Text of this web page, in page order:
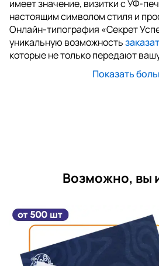
имеет значение, визитки с УФ-
настоящим символом стиля и
Онлайн-типография «Секрет
уникальную возможность
которые не только передают
Показать
Возможно, вы